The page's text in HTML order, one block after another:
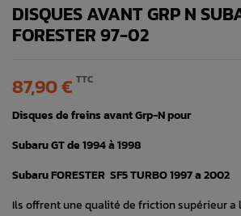
DISQUES AVANT GRP N
FORESTER 97-02
87,90 € TTC
Disques de freins avant Grp-N pour
Subaru GT de 1994 à 1998
Subaru FORESTER SF5 TURBO 1997 a 2002
Ils offrent une qualité de friction supérieur a